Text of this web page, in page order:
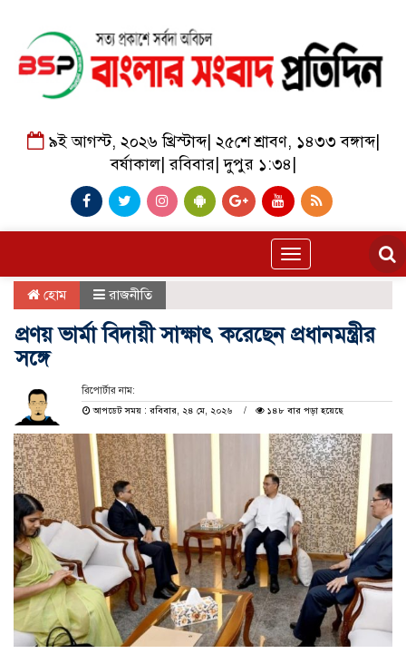
৯ই আগস্ট, ২০২৬ খ্রিস্টাব্দ| ২৫শে শ্রাবণ, ১৪৩৩ বঙ্গাব্দ|
বর্ষাকাল|রবিবার|দুপুর ১:৩৪
Toggle
navigation
হোম রাজনীতি
প্রণয় ভার্মা বিদায়ী সাক্ষাৎ করেছেন প্রধানমন্ত্রীর
সঙ্গে
রিপোর্টার নাম:
আপডেট সময় : রবিবার, ২৪ মে, ২০২৬
১৪৮ বার পড়া হয়েছে